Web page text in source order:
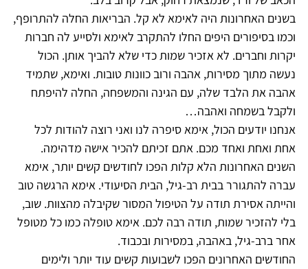
בשנים האחרונות היה לאימא לא קל. הבריאות החלה להתרופף,
וכמו בסיפורים היפים החלו להתקרב לאימא ולסייע לה חברות
יקרות וחברים. לא אזכיר שמות כדי שלא להביך אותן. הכול
נעשה מתוך מסירות, אהבה ורוב כוונות טובות. ואימא, שתמיד
אהבה את הלבד שלה, עם הגינה והמשפחה, החלה להיפתח
ולקבל בשמחה ואהבה…
אנחנו יודעים הכול, אימא סיפרה לנו ואני רוצה להודות לכל
אחת ואחת ואחד מכם. אתם זכיתם להכיר אישה מדהימה.
השנים האחרונות הלא קלות הפכו לחודשים קשים יותר, אימא
עברה להתגורר בבית רב-גיל, הבית הסיעודי. אימא הרגשה טוב
והייתה אסירת תודה על הטיפול המסור שקיבלה מהצוות. שוב,
בלי להזכיר שמות, תודה רבה לכם. אימא טופלה כמו כל מטופל
אחר ברב-גיל, באהבה, במסירות ובכבוד.
החודשים האחרונים הפכו לשבועות קשים עוד יותר ולימים